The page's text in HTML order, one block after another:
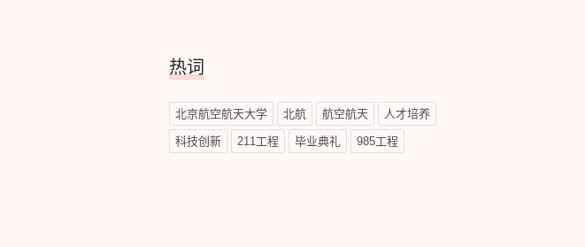
热词
北京航空航天大学 北航 航空航天 人才培养
科技创新 211工程 毕业典礼 985工程